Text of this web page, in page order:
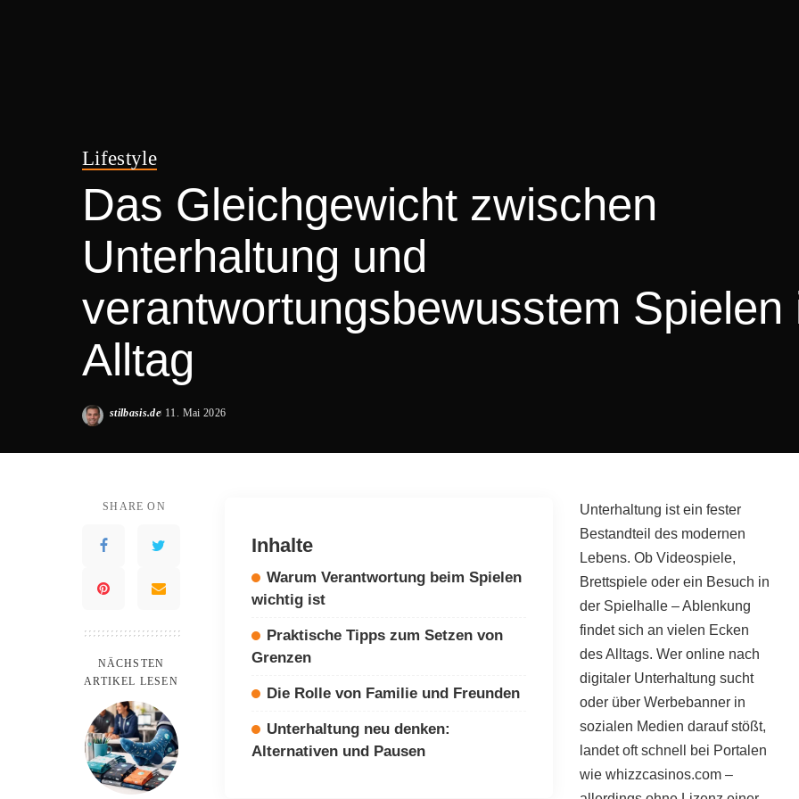
Lifestyle
Das Gleichgewicht zwischen
Unterhaltung und
verantwortungsbewusstem Spielen
Alltag
Posted
stilbasis.de 11. Mai 2026
SHARE ON
NÄCHSTEN
ARTIKEL LESEN
Inhalte
Warum Verantwortung beim Spielen
wichtig ist
Praktische Tipps zum Setzen von
Grenzen
Die Rolle von Familie und Freunden
Unterhaltung neu denken:
Alternativen und Pausen
Unterhaltung ist ein fester
Bestandteil des modernen
Lebens. Ob Videospiele,
Brettspiele oder ein Besuch in
der Spielhalle – Ablenkung
findet sich an vielen Ecken
des Alltags. Wer online nach
digitaler Unterhaltung sucht
oder über Werbebanner in
sozialen Medien darauf stößt,
landet oft schnell bei Portalen
wie whizzcasinos.com–